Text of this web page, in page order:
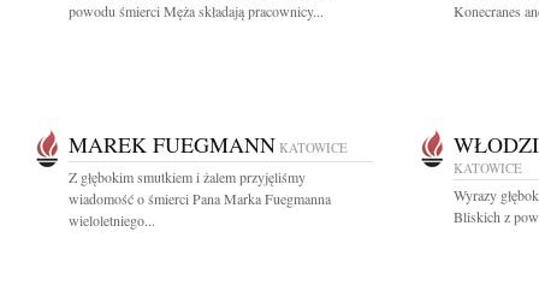
powodu śmierci Męża składają pracownicy...
Konecranes
MAREK FUEGMANN KATOWICE
Z głębokim smutkiem i żalem przyjęliśmy
wiadomość o śmierci Pana Marka Fuegmanna
wieloletniego...
KATOWICE
Wyrazy
Bliskich z